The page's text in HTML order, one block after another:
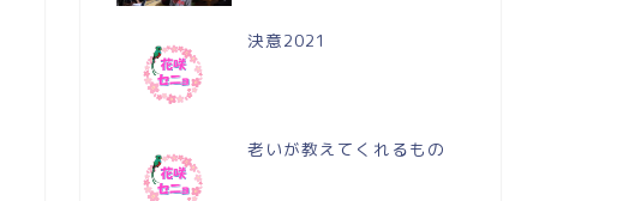
決意2021
老いが教えてくれるもの